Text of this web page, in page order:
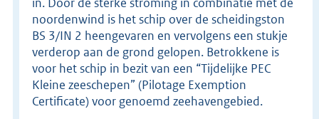
noordenwind is het schip over de scheidingston
BS 3/IN 2 heengevaren en vervolgens een stukje
verderop aan de grond gelopen. Betrokkene is
voor het schip in bezit van een “Tijdelijke PEC
Kleine zeeschepen” (Pilotage Exemption
Certificate) voor genoemd zeehavengebied.